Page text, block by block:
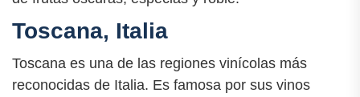
Toscana, Italia
Toscana es una de las regiones vinícolas más
reconocidas de Italia. Es famosa por sus vinos